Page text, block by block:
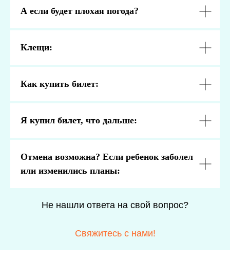
Вебинары на платформе "Первое
сентября"
Смотреть оригинал материала
детских мероприятий. Записи вебинаров платные.
А если будет плохая погода?
Клещи:
Как купить билет:
Я купил билет, что дальше:
Отмена возможна? Если ребенок заболел
или изменились планы:
Не нашли ответа на свой вопрос?
Свяжитесь с нами!